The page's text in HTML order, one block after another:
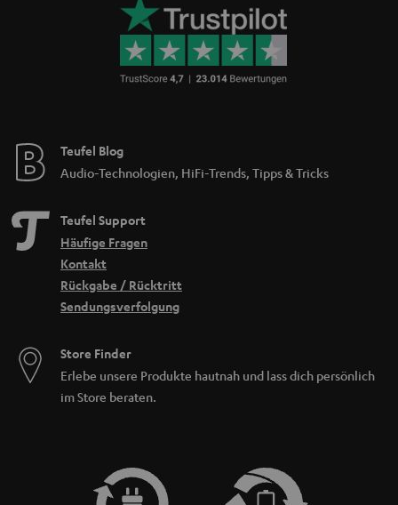
Teufel Blog
Audio-Technologien, HiFi-Trends, Tipps & Tricks
Teufel Support
Häufige Fragen
Kontakt
Rückgabe / Rücktritt
Sendungsverfolgung
Store Finder
Erlebe unsere Produkte hautnah und lass dich persönlich
im Store beraten.